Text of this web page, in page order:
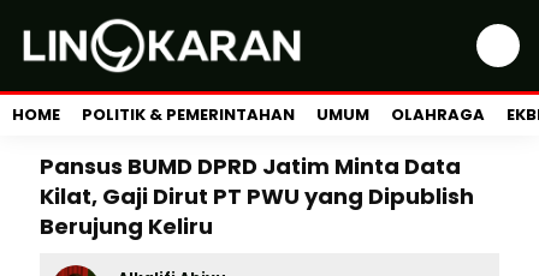
HOME POLITIK & PEMERINTAHAN UMUM OLAHRAGA
Pansus BUMD DPRD Jatim Minta Data
Kilat, Gaji Dirut PT PWU yang Dipublish
Berujung Keliru